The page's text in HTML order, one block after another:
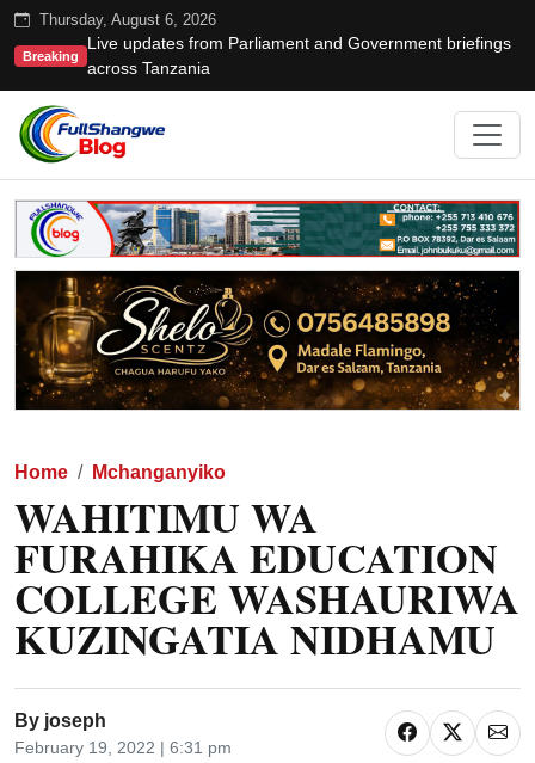
Thursday, August 6, 2026
Breaking
Live updates from Parliament and Government briefings
across Tanzania
Home Mchanganyiko
WAHITIMU WA
FURAHIKA EDUCATION
COLLEGE WASHAURIWA
KUZINGATIA NIDHAMU
By joseph
February 19, 2022 | 6:31 pm